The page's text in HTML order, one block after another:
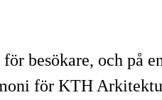
besökare, och på
för KTH